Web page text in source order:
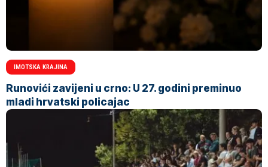
IMOTSKA KRAJINA
Runovići zavijeni u crno: U 27. godini preminuo
mladi hrvatski policajac